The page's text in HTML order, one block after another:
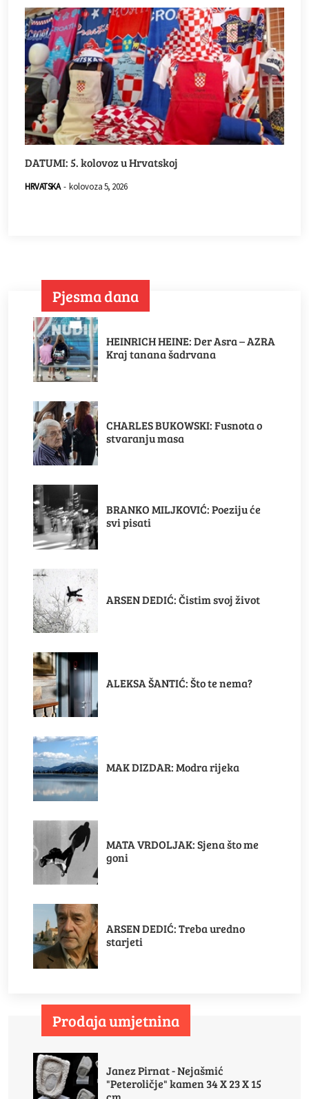
DATUMI: 5. kolovoz u Hrvatskoj
HRVATSKA - kolovoza 5, 2026
Pjesma dana
HEINRICH HEINE: Der Asra – AZRA
Kraj tanana šadrvana
CHARLES BUKOWSKI: Fusnota o
stvaranju masa
BRANKO MILJKOVIĆ: Poeziju će
svi pisati
ARSEN DEDIĆ: Čistim svoj život
ALEKSA ŠANTIĆ: Što te nema?
MAK DIZDAR: Modra rijeka
MATA VRDOLJAK: Sjena što me
goni
ARSEN DEDIĆ: Treba uredno
starjeti
Prodaja umjetnina
Janez Pirnat - Nejašmić
"Peteroličje" kamen 34 X 23 X 15